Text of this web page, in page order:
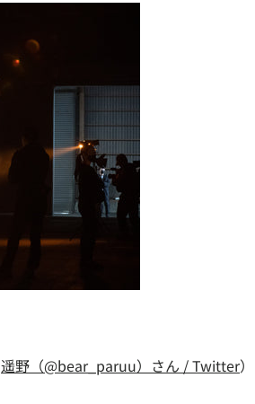
遥野（@bear_paruu）さん / Twitter